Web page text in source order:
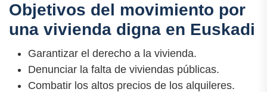
Objetivos del movimiento por
una vivienda digna en Euskadi
Garantizar el derecho a la vivienda.
Denunciar la falta de viviendas públicas.
Combatir los altos precios de los alquileres.